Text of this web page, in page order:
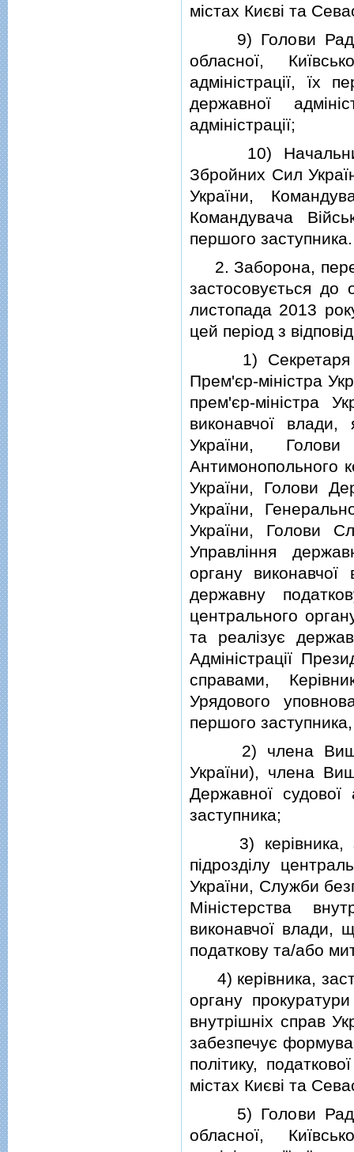
мiстах Києвi та
9) Голови Ради
обласної,
адмiнiстрацiї, їх
державної
адмiнiстрацiї;
10) Начальника
Збройних Сил
України,
Командувача
першого заступника.
2. Заборона,
застосовується
листопада 2013
цей перiод з
1) Секретаря
Прем'єр-мiнiстра
прем'єр-мiнiстра
виконавчої
України,
Антимонопольного
України, Голови
України,
України, Голови
Управлiння
органу
державну
центрального
та реалiзує
Адмiнiстрацiї
справами,
Урядового
першого
2) члена Вищої
України), члена
Державної судової
заступника;
3) керiвника,
пiдроздiлу
України, Служби
Мiнiстерства
виконавчої влади,
податкову та/або
4) керiвника,
органу
внутрiшнiх справ
забезпечує
полiтику,
мiстах Києвi та
5) Голови Ради
обласної,